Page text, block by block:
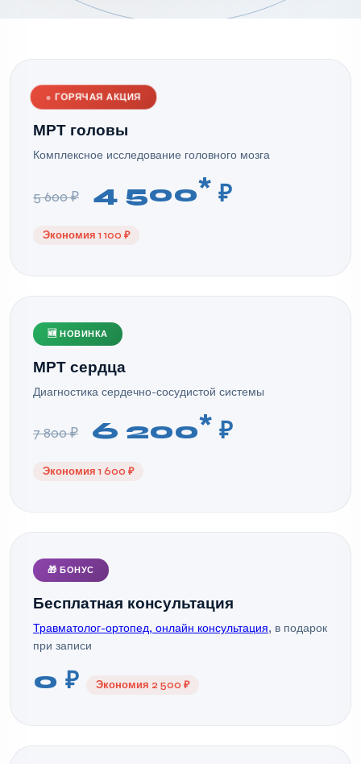
● ГОРЯЧАЯ АКЦИЯ
МРТ головы
Комплексное исследование головного мозга
5 600 ₽ 4 500* ₽
Экономия 1 100 ₽
🆕 НОВИНКА
МРТ сердца
Диагностика сердечно-сосудистой системы
7 800 ₽ 6 200* ₽
Экономия 1 600 ₽
🎁 БОНУС
Бесплатная консультация
Травматолог-ортопед, онлайн консультация, в подарок
при записи
0 ₽ Экономия 2 500 ₽